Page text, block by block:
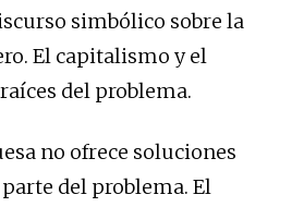
simbólico sobre la
El capitalismo y el
del problema.
no ofrece soluciones
del problema. El